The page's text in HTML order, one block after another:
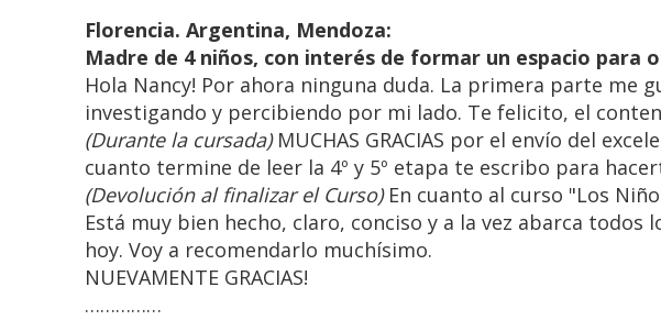
Florencia. Argentina, Mendoza:
Madre de 4 niños, con interés de formar un espacio para
Hola Nancy! Por ahora ninguna duda. La primera parte me
investigando y percibiendo por mi lado. Te felicito, el
(Durante la cursada)MUCHAS GRACIAS por el envío del
cuanto termine de leer la 4º y 5º etapa te escribo para
(Devolución al finalizar el Curso) En cuanto al curso "Los
Está muy bien hecho, claro, conciso y a la vez abarca
hoy. Voy a recomendarlo muchísimo.
NUEVAMENTE GRACIAS!
……………